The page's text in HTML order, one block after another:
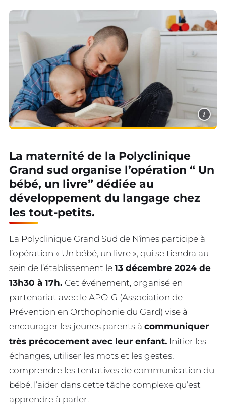
i
La maternité de la Polyclinique
Grand sud organise l’opération “ Un
bébé, un livre” dédiée au
développement du langage chez
les tout-petits.
La Polyclinique Grand Sud de Nîmes participe à
l’opération « Un bébé, un livre », qui se tiendra au
sein de l’établissement le 13 décembre 2024 de
13h30 à 17h. Cet événement, organisé en
partenariat avec le APO-G (Association de
Prévention en Orthophonie du Gard) vise à
encourager les jeunes parents à communiquer
très précocement avec leur enfant. Initier les
échanges, utiliser les mots et les gestes,
comprendre les tentatives de communication du
bébé, l’aider dans cette tâche complexe qu’est
apprendre à parler.